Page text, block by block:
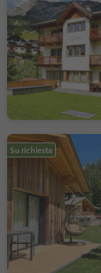
Su richiesta